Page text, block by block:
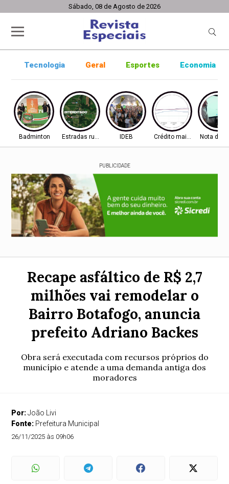
Sábado, 08 de Agosto de 2026
Tecnologia Geral Esportes Economia
Badminton Estradas rurais IDEB Crédito mais difícilNota do
PUBLICIDADE
Recape asfáltico de R$ 2,7
milhões vai remodelar o
Bairro Botafogo, anuncia
prefeito Adriano Backes
Obra será executada com recursos próprios do
município e atende a uma demanda antiga dos
moradores
Por:João Livi
Fonte: Prefeitura Municipal
26/11/2025 às 09h06